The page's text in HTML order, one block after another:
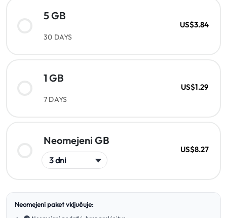
5 GB
30 DAYS
US$3.84
1 GB
7 DAYS
US$1.29
Neomejeni GB
US$8.27
Neomejeni paket vključuje: